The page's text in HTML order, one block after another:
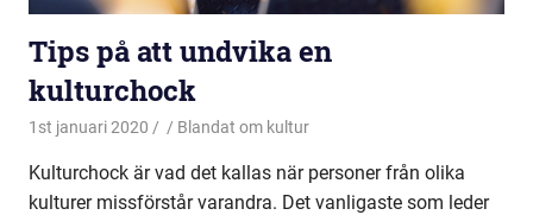
Tips på att undvika en
kulturchock
1st januari 2020 Blandat om kultur
Kulturchock är vad det kallas när personer från olika
kulturer missförstår varandra. Det vanligaste som leder